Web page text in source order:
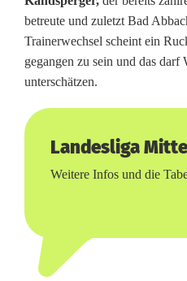
n
B
i
n
betreute und zuletzt Bad
Trainerwechsel scheint ein
gegangen zu sein und das darf
unterschätzen.
Landesliga Mitte
Weitere Infos und die